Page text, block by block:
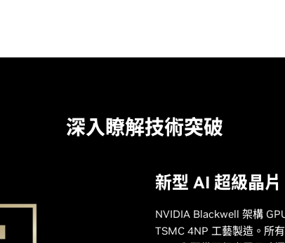
深入瞭解技術突破
新型 AI 超級晶片
NVIDIA Blackwell 架構
TSMC 4NP 工藝製造。所